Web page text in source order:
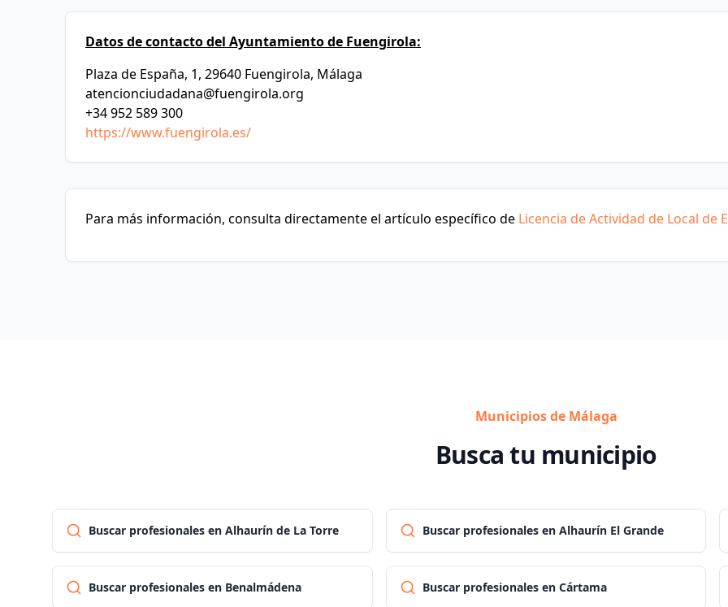
Datos de contacto del Ayuntamiento de Fuengirola:
Plaza de España, 1, 29640 Fuengirola, Málaga
atencionciudadana@fuengirola.org
+34 952 589 300
https://www.fuengirola.es/
Para más información, consulta directamente el artículo específico de Licencia de Actividad de Local de
Municipios de Málaga
Busca tu municipio
Buscar profesionales en Alhaurín de La Torre Buscar profesionales en Alhaurín El Grande
Buscar profesionales en Benalmádena Buscar profesionales en Cártama